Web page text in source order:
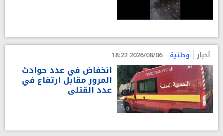
أخبار وطنية 2026/08/06 18:22
انخفاض في عدد حوادث
المرور مقابل ارتفاع في
عدد القتلى